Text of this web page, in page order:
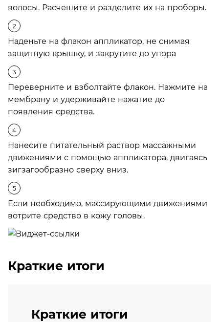
волосы. Расчешите и разделите их на проборы.
Наденьте на флакон аппликатор, не снимая
защитную крышку, и закрутите до упора
Переверните и взболтайте флакон. Нажмите на
мембрану и удерживайте нажатие до
появления средства.
Нанесите питательный раствор массажными
движениями с помощью аппликатора, двигаясь
зигзагообразно сверху вниз.
Если необходимо, массирующими движениями
вотрите средство в кожу головы.
Краткие итоги
Краткие итоги